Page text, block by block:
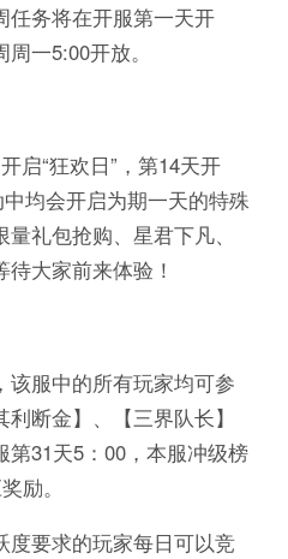
任务将在开服第一天开
一5:00开放。
“狂欢日”，第14天开
中均会开启为期一天的特殊
礼包抢购、星君下凡、
大家前来体验！
服中的所有玩家均可参
断金】、【三界队长】
31天5：00，本服冲级榜
励。
要求的玩家每日可以竞